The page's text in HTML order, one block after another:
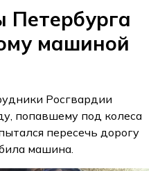
Петербурга
машиной
Росгвардии
попавшему под колеса
пересечь дорогу
машина.